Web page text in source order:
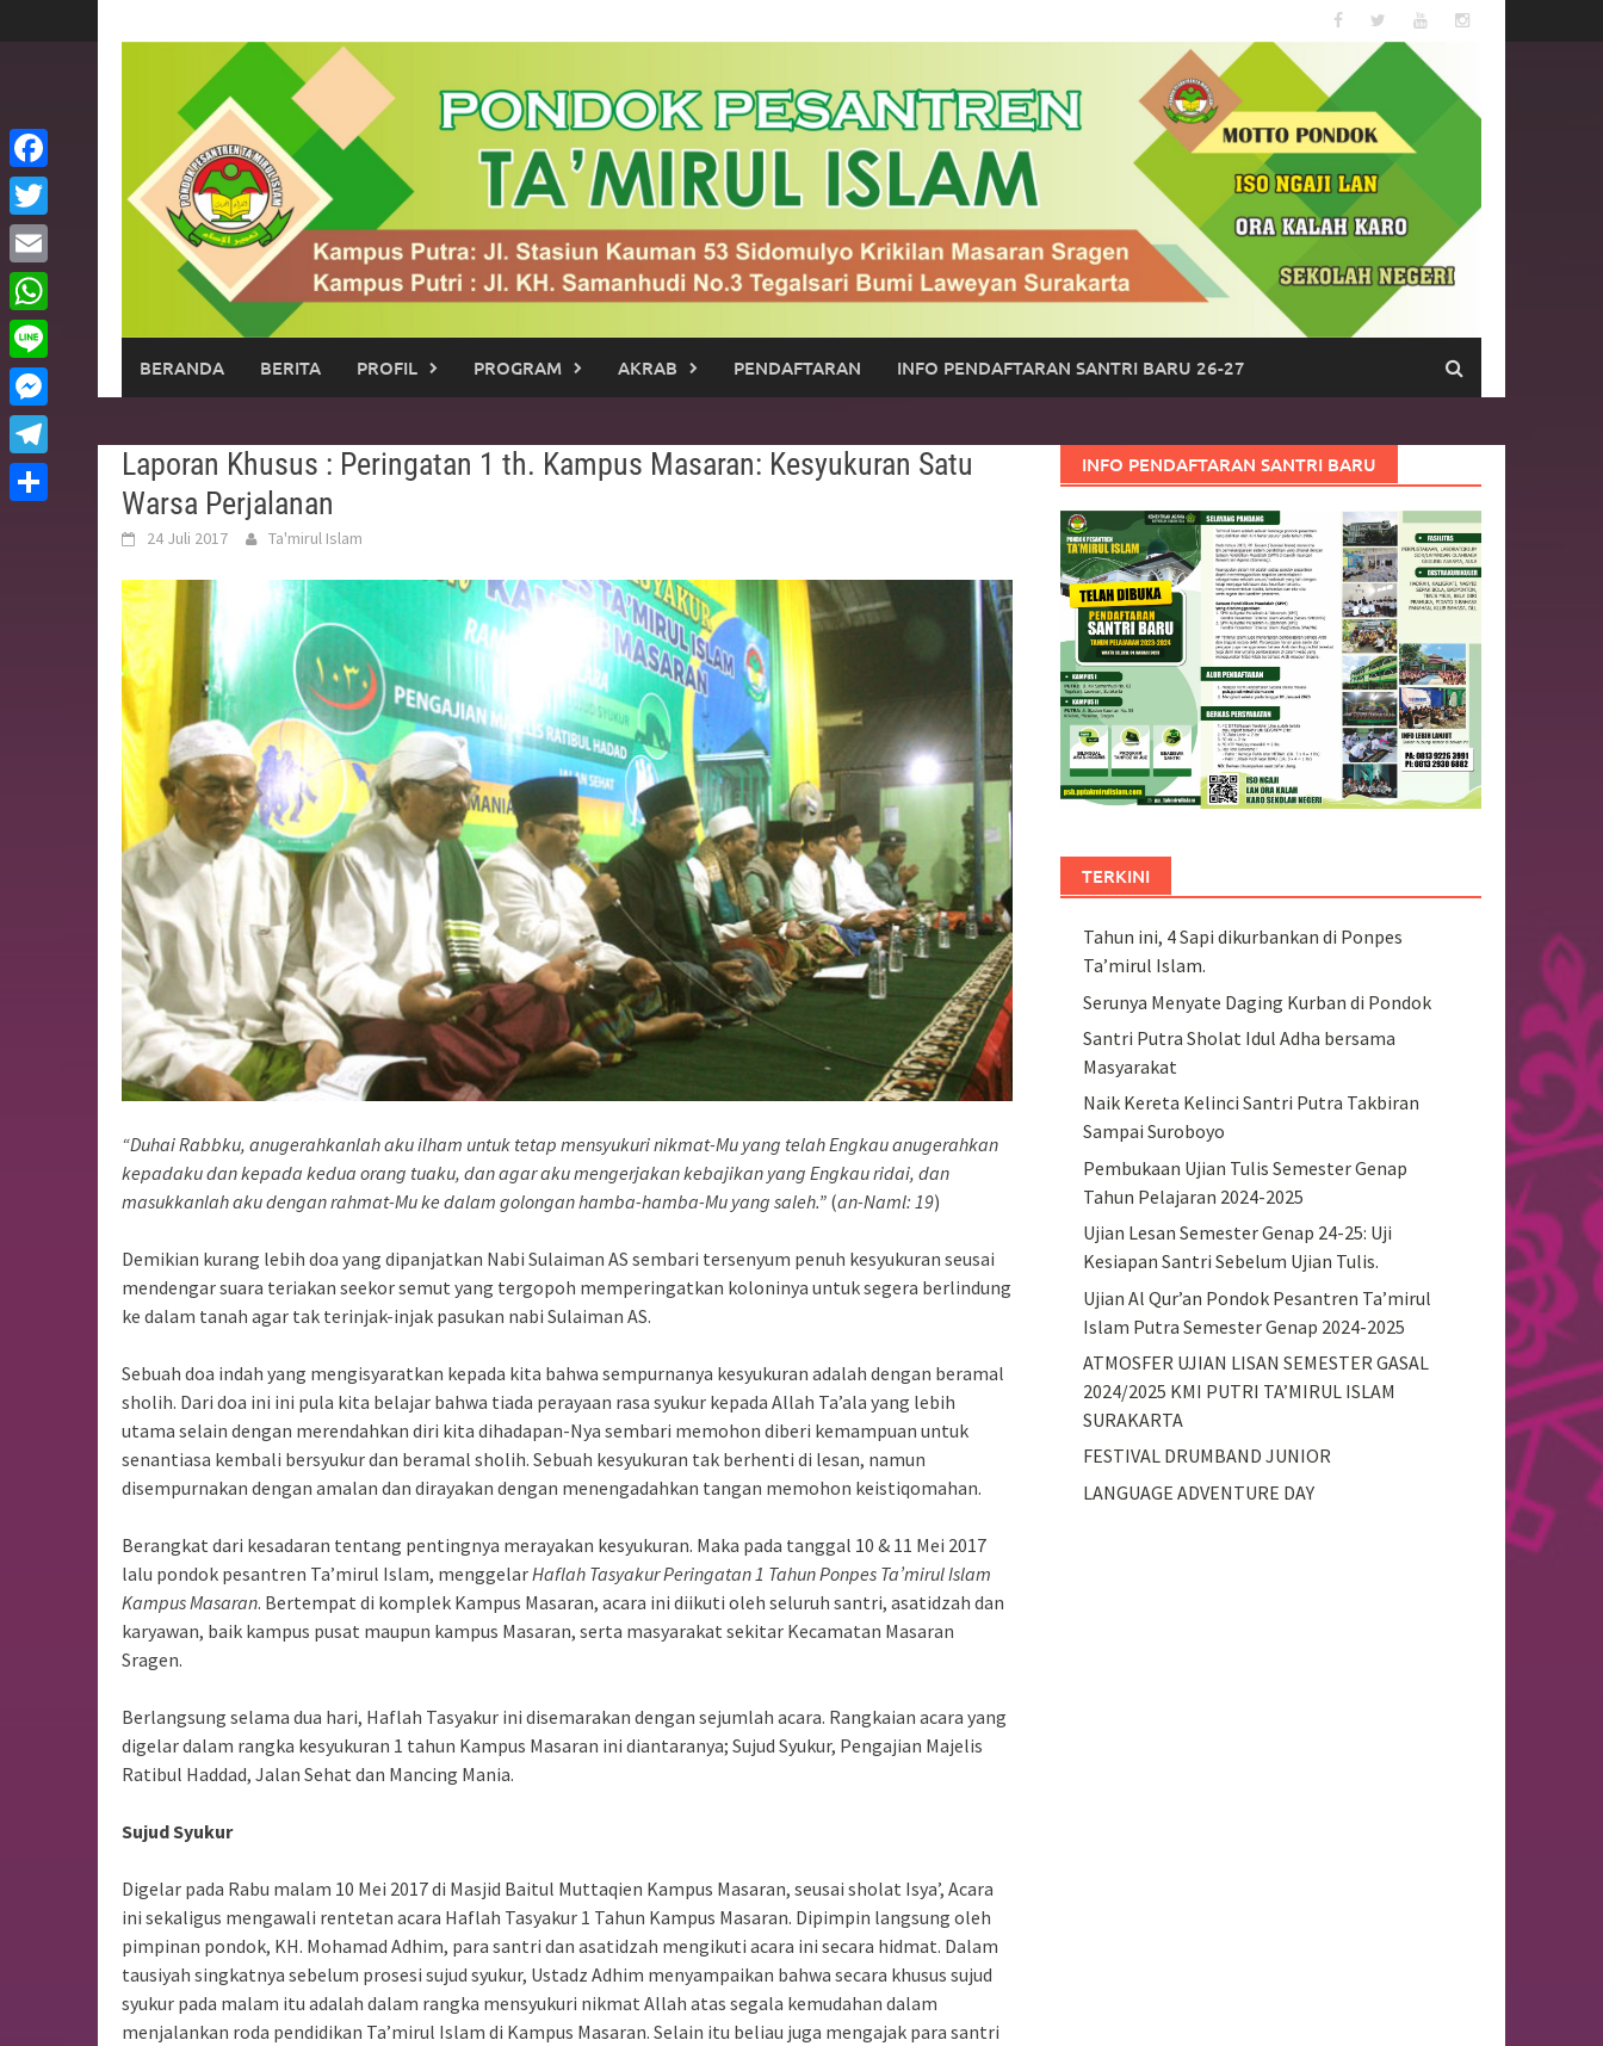
BERANDA BERITA PROFIL PROGRAM AKRAB PENDAFTARAN INFO PENDAFTARAN SANTRI BARU 26-27
Laporan Khusus : Peringatan 1 th. Kampus Masaran: Kesyukuran Satu
Warsa Perjalanan
24 Juli 2017 Ta'mirul Islam
“Duhai Rabbku, anugerahkanlah aku ilham untuk tetap mensyukuri nikmat-Mu yang telah Engkau anugerahkan
kepadaku dan kepada kedua orang tuaku, dan agar aku mengerjakan kebajikan yang Engkau ridai, dan
masukkanlah aku dengan rahmat-Mu ke dalam golongan hamba-hamba-Mu yang saleh.” (an-Naml: 19)
Demikian kurang lebih doa yang dipanjatkan Nabi Sulaiman AS sembari tersenyum penuh kesyukuran seusai
mendengar suara teriakan seekor semut yang tergopoh memperingatkan koloninya untuk segera berlindung
ke dalam tanah agar tak terinjak-injak pasukan nabi Sulaiman AS.
Sebuah doa indah yang mengisyaratkan kepada kita bahwa sempurnanya kesyukuran adalah dengan beramal
sholih. Dari doa ini ini pula kita belajar bahwa tiada perayaan rasa syukur kepada Allah Ta’ala yang lebih
utama selain dengan merendahkan diri kita dihadapan-Nya sembari memohon diberi kemampuan untuk
senantiasa kembali bersyukur dan beramal sholih. Sebuah kesyukuran tak berhenti di lesan, namun
disempurnakan dengan amalan dan dirayakan dengan menengadahkan tangan memohon keistiqomahan.
Berangkat dari kesadaran tentang pentingnya merayakan kesyukuran. Maka pada tanggal 10 & 11 Mei 2017
lalu pondok pesantren Ta’mirul Islam, menggelarHaflah Tasyakur Peringatan 1 Tahun Ponpes Ta’mirul Islam
Kampus Masaran. Bertempat di komplek Kampus Masaran, acara ini diikuti oleh seluruh santri, asatidzah dan
karyawan, baik kampus pusat maupun kampus Masaran, serta masyarakat sekitar Kecamatan Masaran
Sragen.
Berlangsung selama dua hari, Haflah Tasyakur ini disemarakan dengan sejumlah acara. Rangkaian acara yang
digelar dalam rangka kesyukuran 1 tahun Kampus Masaran ini diantaranya; Sujud Syukur, Pengajian Majelis
Ratibul Haddad, Jalan Sehat dan Mancing Mania.
Sujud Syukur
Digelar pada Rabu malam 10 Mei 2017 di Masjid Baitul Muttaqien Kampus Masaran, seusai sholat Isya’, Acara
ini sekaligus mengawali rentetan acara Haflah Tasyakur 1 Tahun Kampus Masaran. Dipimpin langsung oleh
pimpinan pondok, KH. Mohamad Adhim, para santri dan asatidzah mengikuti acara ini secara hidmat. Dalam
tausiyah singkatnya sebelum prosesi sujud syukur, Ustadz Adhim menyampaikan bahwa secara khusus sujud
syukur pada malam itu adalah dalam rangka mensyukuri nikmat Allah atas segala kemudahan dalam
menjalankan roda pendidikan Ta’mirul Islam di Kampus Masaran. Selain itu beliau juga mengajak para santri
INFO PENDAFTARAN SANTRI BARU
TERKINI
Tahun ini, 4 Sapi dikurbankan di Ponpes
Ta’mirul Islam.
Serunya Menyate Daging Kurban di Pondok
Santri Putra Sholat Idul Adha bersama
Masyarakat
Naik Kereta Kelinci Santri Putra Takbiran
Sampai Suroboyo
Pembukaan Ujian Tulis Semester Genap
Tahun Pelajaran 2024-2025
Ujian Lesan Semester Genap 24-25: Uji
Kesiapan Santri Sebelum Ujian Tulis.
Ujian Al Qur’an Pondok Pesantren Ta’mirul
Islam Putra Semester Genap 2024-2025
ATMOSFER UJIAN LISAN SEMESTER GASAL
2024/2025 KMI PUTRI TA’MIRUL ISLAM
SURAKARTA
FESTIVAL DRUMBAND JUNIOR
LANGUAGE ADVENTURE DAY
Facebook
Twitter
Email
WhatsApp
Line
Messenger
Telegram